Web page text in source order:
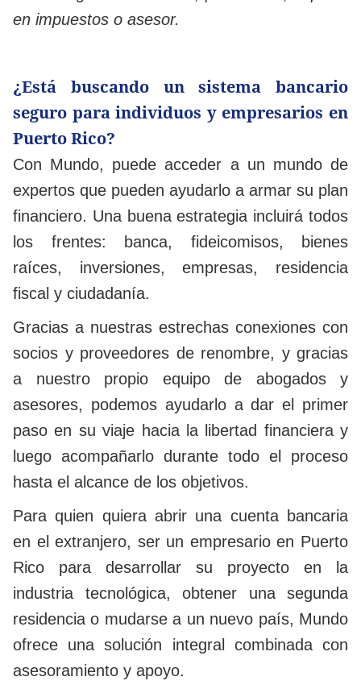
en impuestos o asesor.
¿Está buscando un sistema bancario
seguro para individuos y empresarios en
Puerto Rico?
Con Mundo, puede acceder a un mundo de
expertos que pueden ayudarlo a armar su plan
financiero. Una buena estrategia incluirá todos
los frentes: banca, fideicomisos, bienes
raíces, inversiones, empresas, residencia
fiscal y ciudadanía.
Gracias a nuestras estrechas conexiones con
socios y proveedores de renombre, y gracias
a nuestro propio equipo de abogados y
asesores, podemos ayudarlo a dar el primer
paso en su viaje hacia la libertad financiera y
luego acompañarlo durante todo el proceso
hasta el alcance de los objetivos.
Para quien quiera abrir una cuenta bancaria
en el extranjero, ser un empresario en Puerto
Rico para desarrollar su proyecto en la
industria tecnológica, obtener una segunda
residencia o mudarse a un nuevo país, Mundo
ofrece una solución integral combinada con
asesoramiento y apoyo.